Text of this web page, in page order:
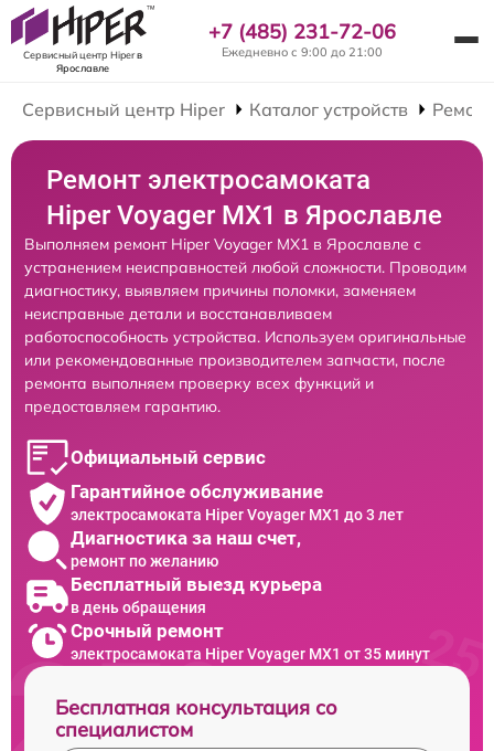
Сервисный центр Hiperв
Ярославле
+7 (485) 231-72-06
Ежедневно с 9:00 до 21:00
Сервисный центр Hiper Каталог устройств
Ремонт электросамоката
Hiper Voyager MX1 в Ярославле
Выполняем ремонт Hiper Voyager MX1 в Ярославле с
устранением неисправностей любой сложности. Проводим
диагностику, выявляем причины поломки, заменяем
неисправные детали и восстанавливаем
работоспособность устройства. Используем оригинальные
или рекомендованные производителем запчасти, после
ремонта выполняем проверку всех функций и
предоставляем гарантию.
Официальный сервис
Гарантийное обслуживание
электросамоката Hiper Voyager MX1 до 3 лет
Диагностика за наш счет,
ремонт по желанию
Бесплатный выезд курьера
в день обращения
Срочный ремонт
электросамоката Hiper Voyager MX1 от 35 минут
Бесплатная консультация со
специалистом